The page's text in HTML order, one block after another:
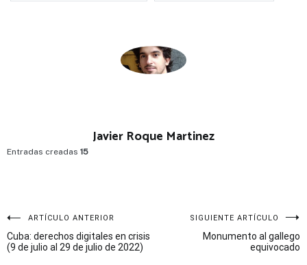
Javier Roque Martinez
Entradas creadas 15
Navegación
de
ARTÍCULO ANTERIOR
Cuba: derechos digitales en crisis
(9 de julio al 29 de julio de 2022)
SIGUIENTE ARTÍCULO
Monumento al gallego
equivocado